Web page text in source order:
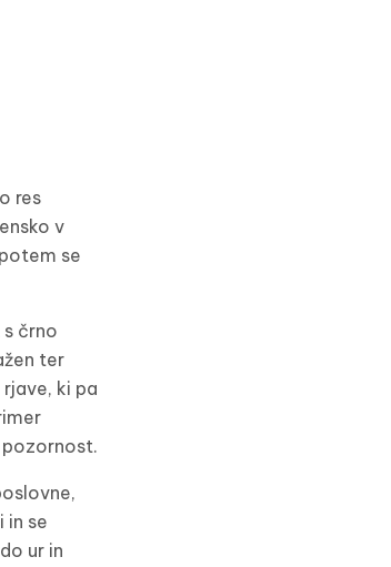
res
v
se
črno
ter
ki pa
in se
ur in